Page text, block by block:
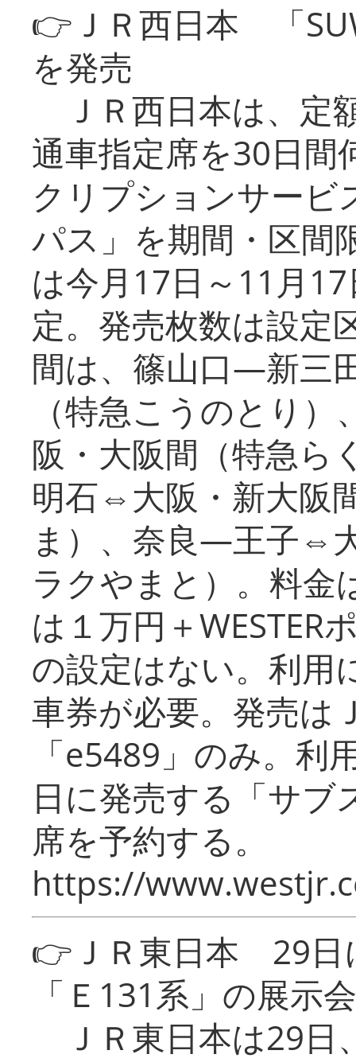
👉ＪＲ西日本 「
を発売
ＪＲ西日本は、定
通車指定席を30日間
クリプションサービ
パス」を期間・区間
は今月17日～11月
定。発売枚数は設定
間は、篠山口―新三
（特急こうのとり
阪・大阪間（特急
明石⇔大阪・新大阪
ま）、奈良―王子⇔
ラクやまと）。料金
は１万円＋WESTER
の設定はない。利用
車券が必要。発売は
「e5489」のみ。利
日に発売する「サブ
席を予約する。
https://
👉ＪＲ東日本 29日
「Ｅ131系」の展示会
ＪＲ東日本は29日